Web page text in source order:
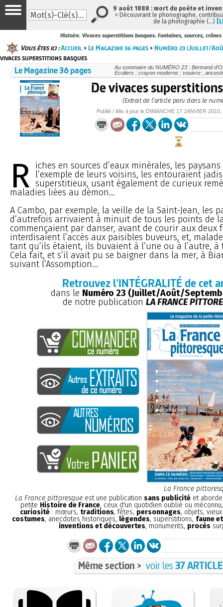
Histoire. Vivaces superstitions basques. Fontaines, sources, crânes
Vous êtes ici :Accueil >Le Magazine 36 pages >Numéro 23 (Juillet/
vivaces superstitions basques
Le Magazine 36 pages
Au sommaire du NUMÉRO 23 : Bertrand
Ecoliers ; crayon moderne ; vouivre ;
De vivaces
(Extrait de l’article paru dans le
Publié / Mis à jour le DIMANCHE 17 JANVIER 2010
R iches en sources d’eaux minérales, les
l’exemple de leurs voisins, les entouraient
superstitieux, usant également de curieux
maladies liées au démon...
A Cambo, par exemple, la veille de la Saint-Jean, les
d’autrefois arrivaient à minuit de tous les points de
commençaient par danser, avant de courir aux deux
interdisaient l’accès aux paisibles buveurs, et,
tant qu’ils étaient, ils buvaient à l’une ou à l’autre, à
Cela fait, et s’il avait pu se baigner dans la mer, à
suivant l’Assomption...
Retrouvez l'INTÉGRALITÉ de cet
dans le Numéro 23 (Juillet/Août/
de notre publication LA FRANCE
La France
La France pittoresqueest une publication sans publicitéet aborde
petite Histoire de France, ceux d'un quotidien oublié ou
curiosité : mœurs, traditions, fêtes, personnages, objets,
costumes, anecdotes historiques, légendes, superstitions, faune
inventions et découvertes, monuments, procès
Même section > voir les37
9 août 1888 : mort du poète et
> Découvrant le phonographe,
de la photographie (…)